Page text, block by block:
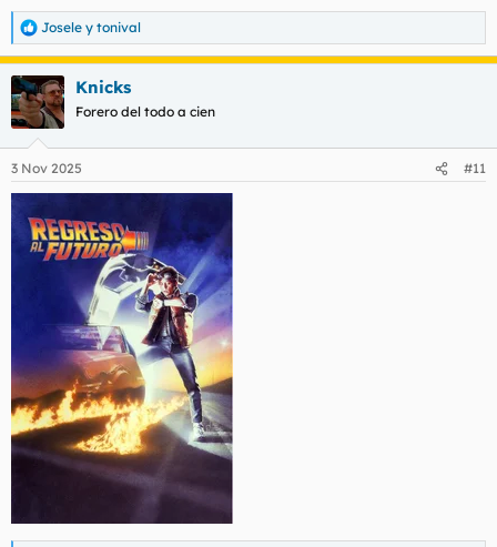
R
e
a
c
c
i
e
s
Josele y tonival
Knicks
Forero del todo a cien
3 Nov 2025 #11